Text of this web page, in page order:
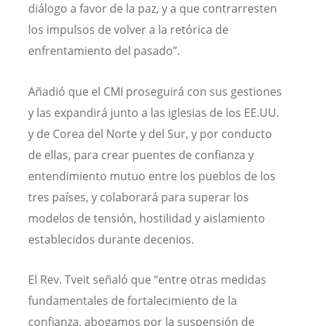
diálogo a favor de la paz, y a que contrarresten
los impulsos de volver a la retórica de
enfrentamiento del pasado”.
Añadió que el CMI proseguirá con sus gestiones
y las expandirá junto a las iglesias de los EE.UU.
y de Corea del Norte y del Sur, y por conducto
de ellas, para crear puentes de confianza y
entendimiento mutuo entre los pueblos de los
tres países, y colaborará para superar los
modelos de tensión, hostilidad y aislamiento
establecidos durante decenios.
El Rev. Tveit señaló que “entre otras medidas
fundamentales de fortalecimiento de la
confianza, abogamos por la suspensión de